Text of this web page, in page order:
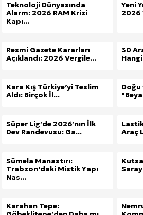
Teknoloji Dünyasında
Alarm: 2026 RAM Krizi
Kapı...
Yeni
2026
Resmi Gazete Kararları
Açıklandı: 2026 Vergile...
30
Kara Kış Türkiye’yi Teslim
Aldı: Birçok İl...
Doğu
Süper Lig’de 2026’nın İlk
Dev Randevusu: Ga...
Araç
Sümela Manastırı:
Trabzon'daki Mistik Yapı
Nas...
Karahan Tepe:
Kuzu Fileto Seçimi ve Pişirme